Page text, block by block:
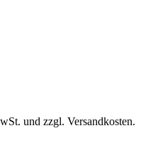
und zzgl. Versandkosten.